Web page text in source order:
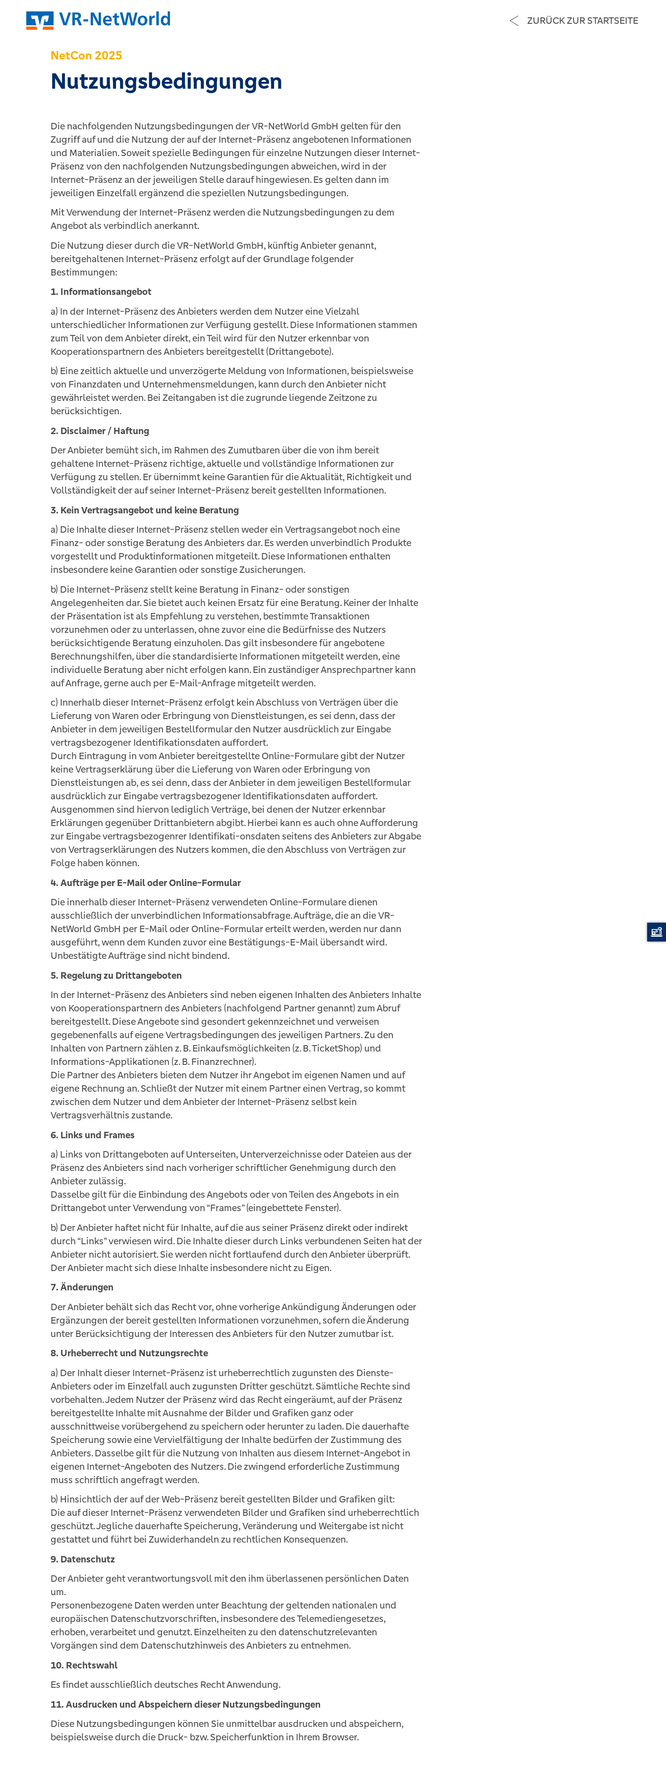
ZURÜCK ZUR STARTSEITE
NetCon 2025
Nutzungsbedingungen
Die nachfolgenden Nutzungsbedingungen der VR-NetWorld GmbH gelten für den
Zugriff auf und die Nutzung der auf der Internet-Präsenz angebotenen Informationen
und Materialien. Soweit spezielle Bedingungen für einzelne Nutzungen dieser Internet-
Präsenz von den nachfolgenden Nutzungsbedingungen abweichen, wird in der
Internet-Präsenz an der jeweiligen Stelle darauf hingewiesen. Es gelten dann im
jeweiligen Einzelfall ergänzend die speziellen Nutzungsbedingungen.
Mit Verwendung der Internet-Präsenz werden die Nutzungsbedingungen zu dem
Angebot als verbindlich anerkannt.
Die Nutzung dieser durch die VR-NetWorld GmbH, künftig Anbieter genannt,
bereitgehaltenen Internet-Präsenz erfolgt auf der Grundlage folgender
Bestimmungen:
1. Informationsangebot
a) In der Internet-Präsenz des Anbieters werden dem Nutzer eine Vielzahl
unterschiedlicher Informationen zur Verfügung gestellt. Diese Informationen stammen
zum Teil von dem Anbieter direkt, ein Teil wird für den Nutzer erkennbar von
Kooperationspartnern des Anbieters bereitgestellt (Drittangebote).
b) Eine zeitlich aktuelle und unverzögerte Meldung von Informationen, beispielsweise
von Finanzdaten und Unternehmensmeldungen, kann durch den Anbieter nicht
gewährleistet werden. Bei Zeitangaben ist die zugrunde liegende Zeitzone zu
berücksichtigen.
2. Disclaimer / Haftung
Der Anbieter bemüht sich, im Rahmen des Zumutbaren über die von ihm bereit
gehaltene Internet-Präsenz richtige, aktuelle und vollständige Informationen zur
Verfügung zu stellen. Er übernimmt keine Garantien für die Aktualität, Richtigkeit und
Vollständigkeit der auf seiner Internet-Präsenz bereit gestellten Informationen.
3. Kein Vertragsangebot und keine Beratung
a) Die Inhalte dieser Internet-Präsenz stellen weder ein Vertragsangebot noch eine
Finanz- oder sonstige Beratung des Anbieters dar. Es werden unverbindlich Produkte
vorgestellt und Produktinformationen mitgeteilt. Diese Informationen enthalten
insbesondere keine Garantien oder sonstige Zusicherungen.
b) Die Internet-Präsenz stellt keine Beratung in Finanz- oder sonstigen
Angelegenheiten dar. Sie bietet auch keinen Ersatz für eine Beratung. Keiner der Inhalte
der Präsentation ist als Empfehlung zu verstehen, bestimmte Transaktionen
vorzunehmen oder zu unterlassen, ohne zuvor eine die Bedürfnisse des Nutzers
berücksichtigende Beratung einzuholen. Das gilt insbesondere für angebotene
Berechnungshilfen, über die standardisierte Informationen mitgeteilt werden, eine
individuelle Beratung aber nicht erfolgen kann. Ein zuständiger Ansprechpartner kann
auf Anfrage, gerne auch per E-Mail-Anfrage mitgeteilt werden.
c) Innerhalb dieser Internet-Präsenz erfolgt kein Abschluss von Verträgen über die
Lieferung von Waren oder Erbringung von Dienstleistungen, es sei denn, dass der
Anbieter in dem jeweiligen Bestellformular den Nutzer ausdrücklich zur Eingabe
vertragsbezogener Identifikationsdaten auffordert.
Durch Eintragung in vom Anbieter bereitgestellte Online-Formulare gibt der Nutzer
keine Vertragserklärung über die Lieferung von Waren oder Erbringung von
Dienstleistungen ab, es sei denn, dass der Anbieter in dem jeweiligen Bestellformular
ausdrücklich zur Eingabe vertragsbezogener Identifikationsdaten auffordert.
Ausgenommen sind hiervon lediglich Verträge, bei denen der Nutzer erkennbar
Erklärungen gegenüber Drittanbietern abgibt. Hierbei kann es auch ohne Aufforderung
zur Eingabe vertragsbezogenrer Identifikati-onsdaten seitens des Anbieters zur Abgabe
von Vertragserklärungen des Nutzers kommen, die den Abschluss von Verträgen zur
Folge haben können.
4. Aufträge per E-Mail oder Online-Formular
Die innerhalb dieser Internet-Präsenz verwendeten Online-Formulare dienen
ausschließlich der unverbindlichen Informationsabfrage. Aufträge, die an die VR-
NetWorld GmbH per E-Mail oder Online-Formular erteilt werden, werden nur dann
ausgeführt, wenn dem Kunden zuvor eine Bestätigungs-E-Mail übersandt wird.
Unbestätigte Aufträge sind nicht bindend.
5. Regelung zu Drittangeboten
In der Internet-Präsenz des Anbieters sind neben eigenen Inhalten des Anbieters Inhalte
von Kooperationspartnern des Anbieters (nachfolgend Partner genannt) zum Abruf
bereitgestellt. Diese Angebote sind gesondert gekennzeichnet und verweisen
gegebenenfalls auf eigene Vertragsbedingungen des jeweiligen Partners. Zu den
Inhalten von Partnern zählen z. B. Einkaufsmöglichkeiten (z. B. TicketShop) und
Informations-Applikationen (z. B. Finanzrechner).
Die Partner des Anbieters bieten dem Nutzer ihr Angebot im eigenen Namen und auf
eigene Rechnung an. Schließt der Nutzer mit einem Partner einen Vertrag, so kommt
zwischen dem Nutzer und dem Anbieter der Internet-Präsenz selbst kein
Vertragsverhältnis zustande.
6. Links und Frames
a) Links von Drittangeboten auf Unterseiten, Unterverzeichnisse oder Dateien aus der
Präsenz des Anbieters sind nach vorheriger schriftlicher Genehmigung durch den
Anbieter zulässig.
Dasselbe gilt für die Einbindung des Angebots oder von Teilen des Angebots in ein
Drittangebot unter Verwendung von “Frames” (eingebettete Fenster).
b) Der Anbieter haftet nicht für Inhalte, auf die aus seiner Präsenz direkt oder indirekt
durch “Links” verwiesen wird. Die Inhalte dieser durch Links verbundenen Seiten hat der
Anbieter nicht autorisiert. Sie werden nicht fortlaufend durch den Anbieter überprüft.
Der Anbieter macht sich diese Inhalte insbesondere nicht zu Eigen.
7. Änderungen
Der Anbieter behält sich das Recht vor, ohne vorherige Ankündigung Änderungen oder
Ergänzungen der bereit gestellten Informationen vorzunehmen, sofern die Änderung
unter Berücksichtigung der Interessen des Anbieters für den Nutzer zumutbar ist.
8. Urheberrecht und Nutzungsrechte
a) Der Inhalt dieser Internet-Präsenz ist urheberrechtlich zugunsten des Dienste-
Anbieters oder im Einzelfall auch zugunsten Dritter geschützt. Sämtliche Rechte sind
vorbehalten. Jedem Nutzer der Präsenz wird das Recht eingeräumt, auf der Präsenz
bereitgestellte Inhalte mit Ausnahme der Bilder und Grafiken ganz oder
ausschnittweise vorübergehend zu speichern oder herunter zu laden. Die dauerhafte
Speicherung sowie eine Vervielfältigung der Inhalte bedürfen der Zustimmung des
Anbieters. Dasselbe gilt für die Nutzung von Inhalten aus diesem Internet-Angebot in
eigenen Internet-Angeboten des Nutzers. Die zwingend erforderliche Zustimmung
muss schriftlich angefragt werden.
b) Hinsichtlich der auf der Web-Präsenz bereit gestellten Bilder und Grafiken gilt:
Die auf dieser Internet-Präsenz verwendeten Bilder und Grafiken sind urheberrechtlich
geschützt. Jegliche dauerhafte Speicherung, Veränderung und Weitergabe ist nicht
gestattet und führt bei Zuwiderhandeln zu rechtlichen Konsequenzen.
9. Datenschutz
Der Anbieter geht verantwortungsvoll mit den ihm überlassenen persönlichen Daten
um.
Personenbezogene Daten werden unter Beachtung der geltenden nationalen und
europäischen Datenschutzvorschriften, insbesondere des Telemediengesetzes,
erhoben, verarbeitet und genutzt. Einzelheiten zu den datenschutzrelevanten
Vorgängen sind dem Datenschutzhinweis des Anbieters zu entnehmen.
10. Rechtswahl
Es findet ausschließlich deutsches Recht Anwendung.
11. Ausdrucken und Abspeichern dieser Nutzungsbedingungen
Diese Nutzungsbedingungen können Sie unmittelbar ausdrucken und abspeichern,
beispielsweise durch die Druck- bzw. Speicherfunktion in Ihrem Browser.